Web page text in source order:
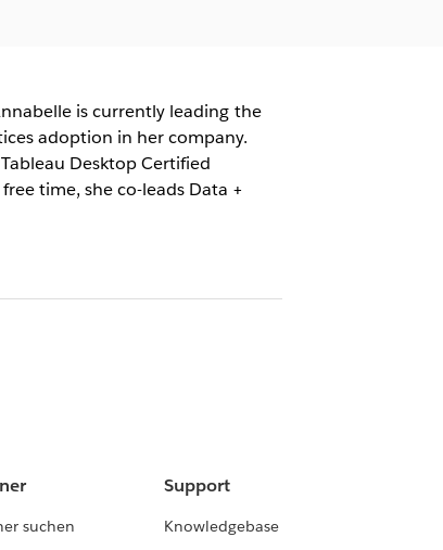
is currently leading the
adoption in her company.
Desktop Certified
time, she co-leads Data +
suchen
Support
Knowledgebase